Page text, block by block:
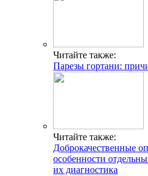
Читайте также:
Парезы гортани:
Читайте также:
Доброкачественные
особенности
их диагностика